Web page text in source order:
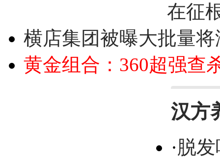
在征
横店集团被曝大批量
黄金组合：360超强查
汉方
·脱